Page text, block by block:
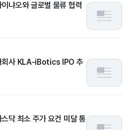
냐오와 글로벌 물류 협력
회사 KLA-iBotics IPO 추
닥 최소 주가 요건 미달 통